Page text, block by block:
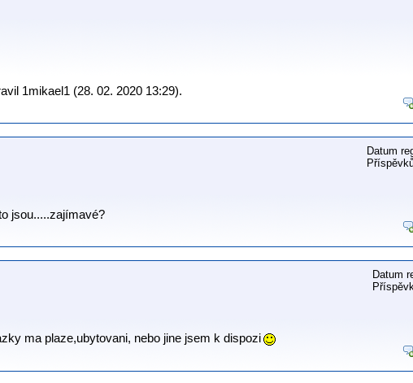
1mikael1 (28. 02. 2020 13:29).
Datum
jsou.....zajímavé?
Datum
ma plaze,ubytovani, nebo jine jsem k dispozi